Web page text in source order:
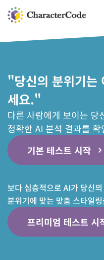
"당신의 분위기는
세요."
다른 사람에게 보이는 당
정확한 AI 분석 결과를
기본 테스트 시작
보다 심층적으로 AI가 당신
분위기에 맞는 맞춤 스타일
프리미엄 테스트 시